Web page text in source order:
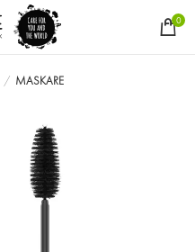
0
MASKARE